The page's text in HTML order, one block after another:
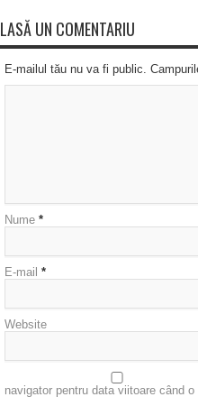
LASĂ UN COMENTARIU
E-mailul tău nu va fi public.
Nume *
E-mail *
Website
navigator pentru data viitoare când